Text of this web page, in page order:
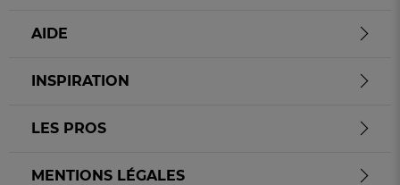
AIDE
INSPIRATION
LES PROS
MENTIONS LÉGALES